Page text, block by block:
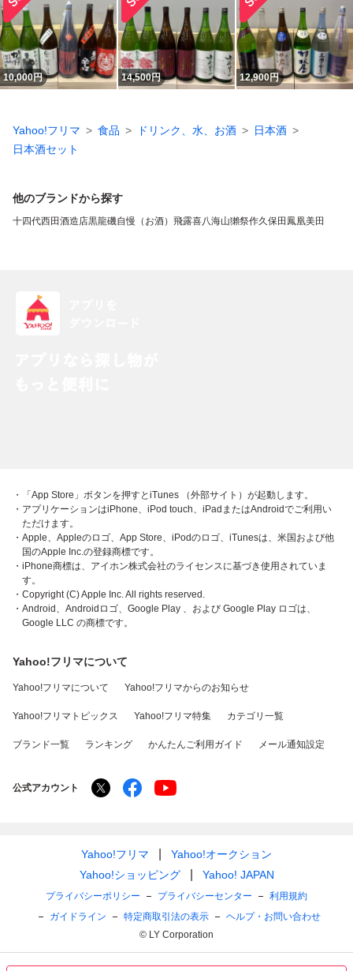
10,000円 14,500円 12,900円
Yahoo!フリマ 食品 ドリンク、水、お酒
日本酒
日本酒セット
他のブランドから探す
十四代西田酒造店黒龍磯自慢（お酒） 飛露喜八海山獺祭作久保田 鳳凰美田
・「App Store」ボタンを押すとiTunes （外部サイト）が起動します。
・アプリケーションはiPhone、iPod touch、iPadまたはAndroidでご利用い
ただけます。
・Apple、Appleのロゴ、App Store、iPodのロゴ、iTunesは、米国および他
国のApple Inc.の登録商標です。
・iPhone商標は、アイホン株式会社のライセンスに基づき使用されていま
す。
・Copyright (C) Apple Inc. All rights reserved.
・Android、Androidロゴ、Google Play 、および Google Play ロゴは、
Google LLC の商標です。
Yahoo!フリマについて
Yahoo!フリマについて Yahoo!フリマからのお知らせ
Yahoo!フリマトピックス Yahoo!フリマ特集 カテゴリ一覧
ブランド一覧 ランキング かんたんご利用ガイド メール通知設定
公式アカウント
Yahoo!フリマ
Yahoo!オークション
Yahoo!ショッピング
Yahoo! JAPAN
プライバシーポリシー プライバシーセンター
利用規約
ガイドライン
特定商取引法の表示
ヘルプ・お問い合わせ
© LY Corporation